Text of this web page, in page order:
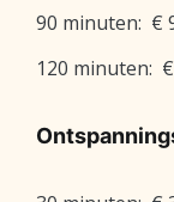
90 minuten: €
120 minuten: